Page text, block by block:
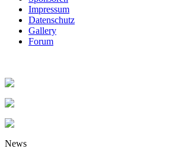
Impressum
Datenschutz
Gallery
Forum
News